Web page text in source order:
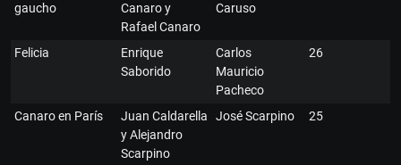
gaucho
Canaro y
Rafael Canaro
Caruso
Felicia
Enrique
Saborido
Carlos
Mauricio
Pacheco
26
Canaro en París
Juan Caldarella
y Alejandro
Scarpino
José Scarpino 25